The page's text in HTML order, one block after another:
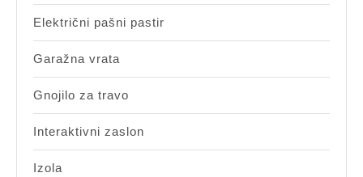
Električni pašni pastir
Garažna vrata
Gnojilo za travo
Interaktivni zaslon
Izola